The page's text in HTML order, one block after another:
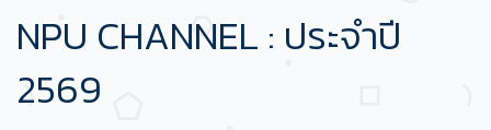
NPU CHANNEL : ประจำปี
2569